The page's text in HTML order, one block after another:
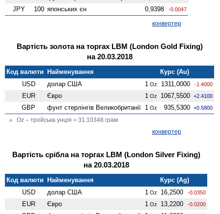
JPY 100 японських єн 0,9398 -0.0047
конвертер
Вартість золота на торгах LBM (London Gold Fixing)
на 20.03.2018
Код валюти Найменування
Курс (Au)
USD
долар США 1 Oz 1311,0000 -1.4000
EUR Євро 1 Oz 1067,5500 +2.4100
GBP фунт стерлінгів Велико­британії 1 Oz 935,5300 +0.5800
Oz – тройська унція = 31.10348 грам
конвертер
Вартість срібла на торгах LBM (London Silver Fixing)
на 20.03.2018
Код валюти Найменування
Курс (Ag)
USD
долар США 1 Oz 16,2500 -0.0350
EUR Євро 1 Oz 13,2200 -0.0200